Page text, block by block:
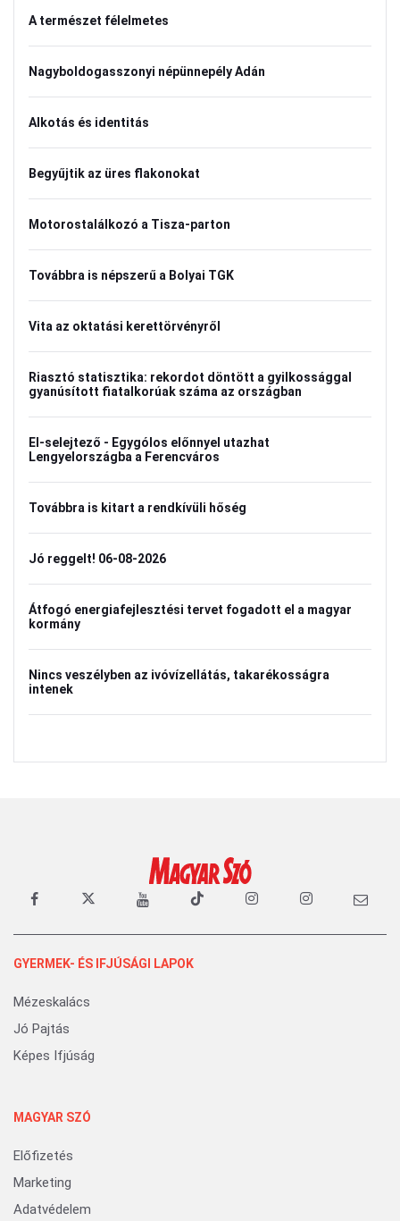
A természet félelmetes
Nagyboldogasszonyi népünnepély Adán
Alkotás és identitás
Begyűjtik az üres flakonokat
Motorostalálkozó a Tisza-parton
Továbbra is népszerű a Bolyai TGK
Vita az oktatási kerettörvényről
Riasztó statisztika: rekordot döntött a gyilkossággal
gyanúsított fiatalkorúak száma az országban
El-selejtező - Egygólos előnnyel utazhat
Lengyelországba a Ferencváros
Továbbra is kitart a rendkívüli hőség
Jó reggelt! 06-08-2026
Átfogó energiafejlesztési tervet fogadott el a magyar
kormány
Nincs veszélyben az ivóvízellátás, takarékosságra
intenek
GYERMEK- ÉS IFJÚSÁGI LAPOK
Mézeskalács
Jó Pajtás
Képes Ifjúság
MAGYAR SZÓ
Előfizetés
Marketing
Adatvédelem